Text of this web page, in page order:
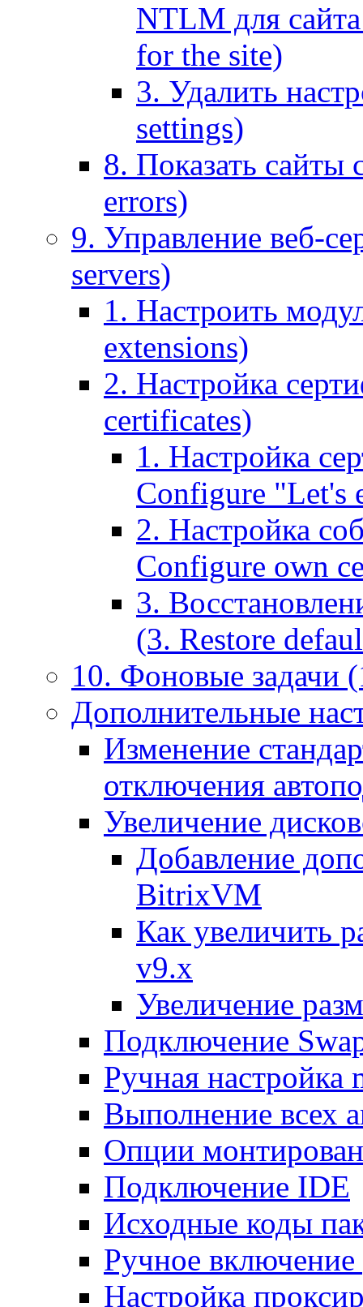
NTLM для
for the site)
3. Удалить
settings)
8. Показать
errors)
9. Управление веб-
servers)
1. Настроить
extensions)
2. Настройка
certificates)
1. Настройка
Configure "Let's
2. Настройка
Configure own
3.
(3. Restore
10. Фоновые задачи
Дополнительные
Изменение
отключения
Увеличение
Добавление
BitrixVM
Как увеличить
v9.x
Увеличение
Подключение
Ручная настройка
Выполнение всех
Опции
Подключение IDE
Исходные коды
Ручное
Настройка